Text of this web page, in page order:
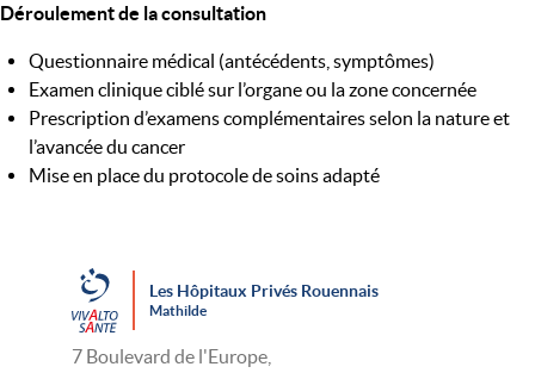
Déroulement de la consultation
Questionnaire médical (antécédents, symptômes)
Examen clinique ciblé sur l’organe ou la zone concernée
Prescription d’examens complémentaires selon la nature et
l’avancée du cancer
Mise en place du protocole de soins adapté
Les Hôpitaux Privés Rouennais
Mathilde
7 Boulevard de l'Europe,